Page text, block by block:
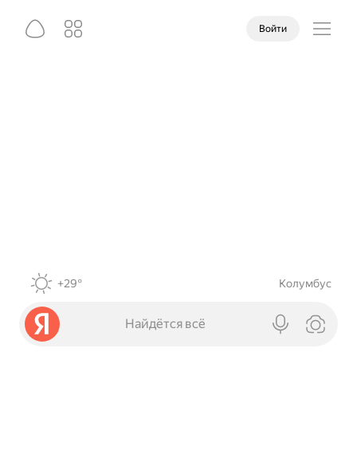
Войти
+29° Колумбус
Найдётся всё